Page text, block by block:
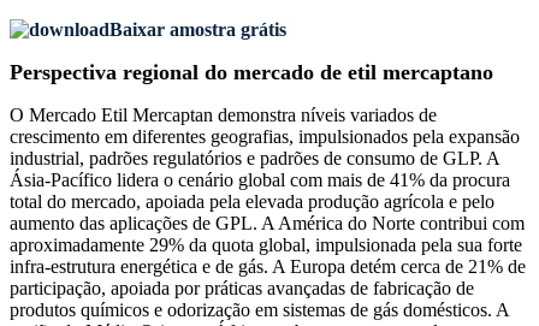
Baixar amostra grátis
Perspectiva regional do mercado de etil mercaptano
O Mercado Etil Mercaptan demonstra níveis variados de
crescimento em diferentes geografias, impulsionados pela expansão
industrial, padrões regulatórios e padrões de consumo de GLP. A
Ásia-Pacífico lidera o cenário global com mais de 41% da procura
total do mercado, apoiada pela elevada produção agrícola e pelo
aumento das aplicações de GPL. A América do Norte contribui com
aproximadamente 29% da quota global, impulsionada pela sua forte
infra-estrutura energética e de gás. A Europa detém cerca de 21% de
participação, apoiada por práticas avançadas de fabricação de
produtos químicos e odorização em sistemas de gás domésticos. A